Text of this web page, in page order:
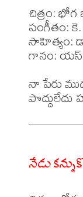
చిత్రం: భోగ
సంగీతం: కె.
సాహిత్యం:
గానం:
నా పేరు
నేడు